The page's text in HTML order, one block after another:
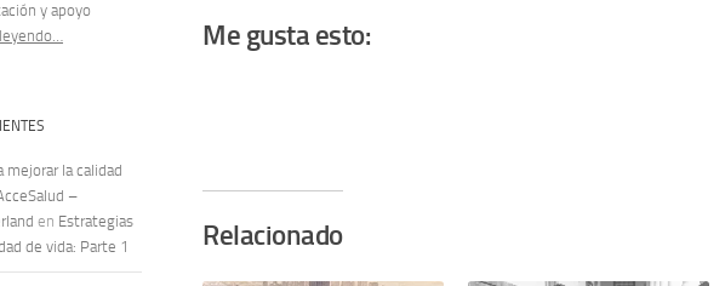
Me gusta esto:
Relacionado
y apoyo
mejorar la calidad
–
en Estrategias
de vida: Parte 1